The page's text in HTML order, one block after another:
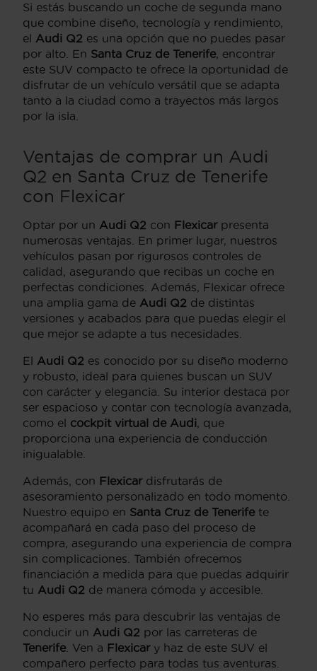
Si estás buscando un coche de segunda mano
que combine diseño, tecnología y rendimiento,
el Audi Q2 es una opción que no puedes pasar
por alto. En Santa Cruz de Tenerife, encontrar
este SUV compacto te ofrece la oportunidad de
disfrutar de un vehículo versátil que se adapta
tanto a la ciudad como a trayectos más largos
por la isla.
Ventajas de comprar un Audi
Q2 en Santa Cruz de Tenerife
con Flexicar
Optar por un Audi Q2 con Flexicarpresenta
numerosas ventajas. En primer lugar, nuestros
vehículos pasan por rigurosos controles de
calidad, asegurando que recibas un coche en
perfectas condiciones. Además, Flexicar ofrece
una amplia gama de Audi Q2 de distintas
versiones y acabados para que puedas elegir el
que mejor se adapte a tus necesidades.
El Audi Q2 es conocido por su diseño moderno
y robusto, ideal para quienes buscan un SUV
con carácter y elegancia. Su interior destaca por
ser espacioso y contar con tecnología avanzada,
como el cockpit virtual de Audi, que
proporciona una experiencia de conducción
inigualable.
Además, con Flexicardisfrutarás de
asesoramiento personalizado en todo momento.
Nuestro equipo en Santa Cruz de Tenerife te
acompañará en cada paso del proceso de
compra, asegurando una experiencia de compra
sin complicaciones. También ofrecemos
financiación a medida para que puedas adquirir
tu Audi Q2 de manera cómoda y accesible.
No esperes más para descubrir las ventajas de
conducir un Audi Q2 por las carreteras de
Tenerife . Ven a Flexicary haz de este SUV el
compañero perfecto para todas tus aventuras.